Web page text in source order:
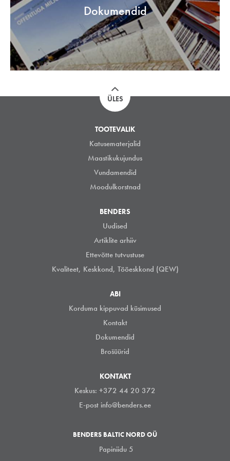
Dokumendid
ÜLES
TOOTEVALIK
Katusematerjalid
Maastikukujundus
Vundamendid
Moodulkorstnad
BENDERS
Uudised
Artiklite arhiiv
Ettevõtte tutvustuse
Kvaliteet, Keskkond, Tööeskkond (QEW)
ABI
Korduma kippuvad küsimused
Kontakt
Dokumendid
Brošüürid
KONTAKT
Keskus: +372 44 20 372
E-post info@benders.ee
BENDERS BALTIC NORD OÜ
Papiniidu 5